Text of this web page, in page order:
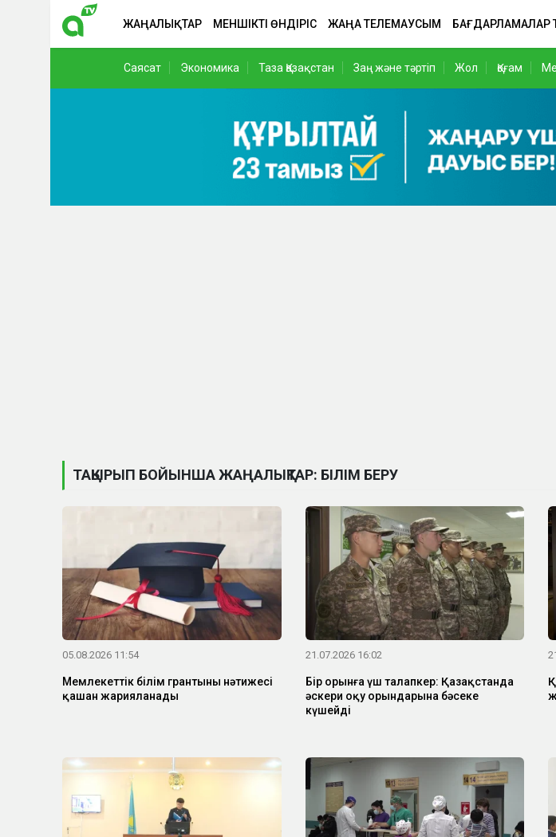
ЖАҢАЛЫҚТАР МЕНШІКТІ ӨНДІРІС ЖАҢА ТЕЛЕМАУСЫМ БАҒДАРЛАМАЛАР
Саясат Экономика Таза Қазақстан Заң және тәртіп Жол Қоғам
ТАҚЫРЫП БОЙЫНША ЖАҢАЛЫҚТАР: БІЛІМ БЕРУ
05.08.2026 11:54
Мемлекеттік білім грантының нәтижесі
қашан жарияланады
21.07.2026 16:02
Бір орынға үш талапкер: Қазақстанда
әскери оқу орындарына бәсеке
күшейді